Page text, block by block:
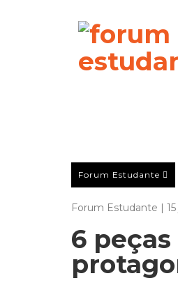
Forum Estudante
Forum Estudante |
6